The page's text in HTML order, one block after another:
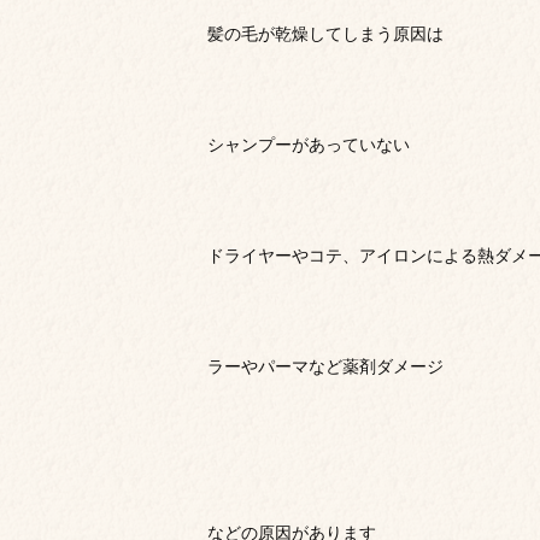
髪の毛が乾燥してしまう原因は
シャンプーがあっていない
ドライヤーやコテ、アイロンによる熱ダメ
ラーやパーマなど薬剤ダメージ
などの原因があります